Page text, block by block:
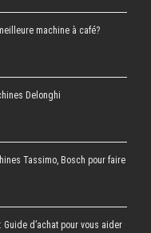
machine à café?
Delonghi
Tassimo, Bosch pour faire
Guide d’achat pour vous aider